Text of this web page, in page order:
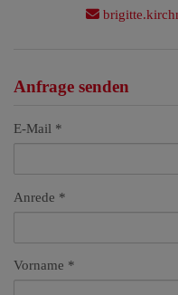
Anfrage senden
E-Mail
Anrede
Vorname